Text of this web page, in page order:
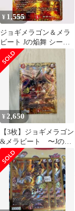
¥ 1,555
ジョギメラゴン＆メラ
ビート Jの焔舞 シーク
レット シク
¥ 2,650
【3枚】ジョギメラゴン
&メラビート 〜Jの焔
舞〜 (シークレット)
デュエマ￼